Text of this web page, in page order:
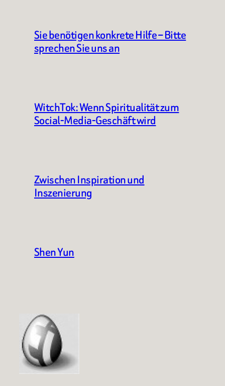
Sie benötigen konkrete Hilfe – Bitte
sprechen Sie uns an
WitchTok: Wenn Spiritualität zum
Social-Media-Geschäft wird
Zwischen Inspiration und
Inszenierung
Shen Yun